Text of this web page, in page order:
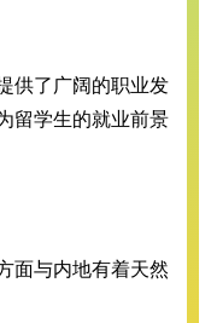
供了广阔的职业发
留学生的就业前景
面与内地有着天然